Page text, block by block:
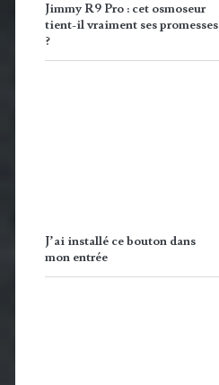
Jimmy R9 Pro : cet osmoseur
tient-il vraiment ses promesses
?
J’ai installé ce bouton dans
mon entrée